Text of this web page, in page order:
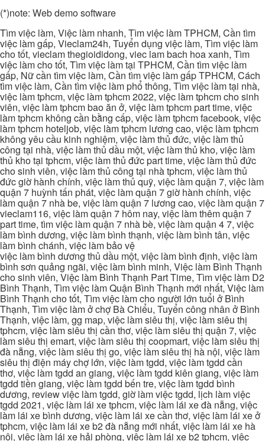
(*)note: Web demo software
Tìm việc làm, Việc làm nhanh, Tìm việc làm TPHCM, Cần tìm
việc làm gấp, Vieclam24h, Tuyển dụng việc làm, Tìm việc làm
cho tốt, vieclam thegioididong, viec lam bach hoa xanh, Tìm
việc làm cho tốt, Tìm việc làm tại TPHCM, Cần tìm việc làm
gấp, Nữ cần tìm việc làm, Cần tìm việc làm gấp TPHCM, Cách
tìm việc làm, Cần tìm việc làm phổ thông, Tìm việc làm tại nhà,
việc làm tphcm, việc làm tphcm 2022, việc làm tphcm cho sinh
viên, việc làm tphcm bao ăn ở, việc làm tphcm part time, việc
làm tphcm không cần bằng cấp, việc làm tphcm facebook, việc
làm tphcm hoteljob, việc làm tphcm lương cao, việc làm tphcm
không yêu cầu kinh nghiệm, việc làm thủ đức, việc làm thủ
công tại nhà, việc làm thủ dầu một, việc làm thủ kho, việc làm
thủ kho tại tphcm, việc làm thủ đức part time, việc làm thủ đức
cho sinh viên, việc làm thủ công tại nhà tphcm, việc làm thủ
đức giờ hành chính, việc làm thủ quỹ, việc làm quận 7, việc làm
quận 7 huỳnh tấn phát, việc làm quận 7 giờ hành chính, việc
làm quận 7 nhà be, việc làm quận 7 lương cao, việc làm quận 7
vieclam116, việc làm quận 7 hôm nay, việc làm thêm quận 7
part time, tìm việc làm quận 7 nhà bè, việc làm quận 4 7, việc
làm bình dương, việc làm bình thạnh, việc làm bình tân, việc
làm bình chánh, việc làm bảo vệ
việc làm bình dương thủ dầu một, việc làm bình định, việc làm
bình sơn quảng ngãi, việc làm bình minh, Việc làm Bình Thạnh
cho sinh viên, Việc làm Bình Thạnh Part Time, Tìm việc làm D2
Bình Thạnh, Tìm việc làm Quận Bình Thạnh mới nhất, Việc làm
Bình Thạnh cho tốt, Tìm việc làm cho người lớn tuổi ở Bình
Thạnh, Tìm việc làm ở chợ Bà Chiểu, Tuyển công nhân ở Bình
Thạnh, việc làm, gg map, việc làm siêu thị, việc làm siêu thị
tphcm, việc làm siêu thị cần thơ, việc làm siêu thị quận 7, việc
làm siêu thị emart, việc làm siêu thị coopmart, việc làm siêu thị
đà nẵng, việc làm siêu thị go, việc làm siêu thị hà nội, việc làm
siêu thị điện máy chợ lớn, việc làm tgdd, việc làm tgdd cần
thơ, việc làm tgdd an giang, việc làm tgdd kiên giang, việc làm
tgdd tiền giang, việc làm tgdd bến tre, việc làm tgdd bình
dương, review việc làm tgdd, giờ làm việc tgdd, lịch làm việc
tgdd 2021, việc làm lái xe tphcm, việc làm lái xe đà nẵng, việc
làm lái xe bình dương, việc làm lái xe cần thơ, việc làm lái xe ở
tphcm, việc làm lái xe b2 đà nẵng mới nhất, việc làm lái xe hà
nội, việc làm lái xe hải phòng, việc làm lái xe b2 tphcm, việc